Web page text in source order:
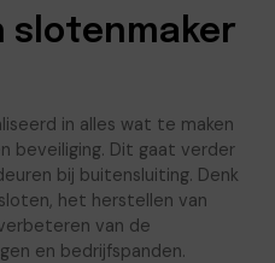
slotenmaker
in alles wat te maken
beveiliging. Dit gaat verder
bij buitensluiting. Denk
het herstellen van
van de
en bedrijfspanden.